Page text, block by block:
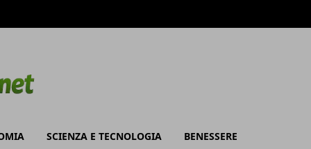
SCIENZA E TECNOLOGIA BENESSERE